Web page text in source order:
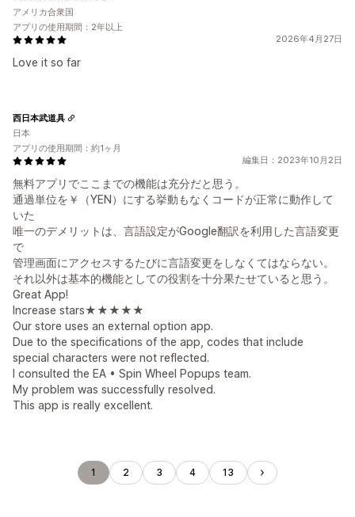
2026年4月27日
Love it so far
アメリカ合衆国
アプリの使用期間：2年以上
編集日：2023年10月2日
無料アプリでここまでの機能は充分だと思う。
通過単位を￥（YEN）にする挙動もなくコードが正常に動作して
いた
唯一のデメリットは、言語設定がGoogle翻訳を利用した言語変更
で
管理画面にアクセスするたびに言語変更をしなくてはならない。
それ以外は基本的機能としての役割を十分果たせていると思う。
Great App!
Increase stars★★★★★
Our store uses an external option app.
Due to the specifications of the app, codes that include
special characters were not reflected.
I consulted the EA • Spin Wheel Popups team.
My problem was successfully resolved.
This app is really excellent.
西日本武道具
日本
アプリの使用期間：約1ヶ月
1 2 3 4 13